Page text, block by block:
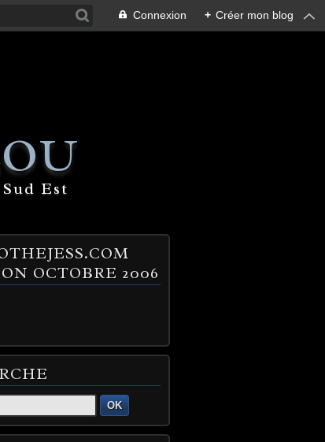
Connexion + Créer mon blog
Est
OCTOBRE 2006
OK